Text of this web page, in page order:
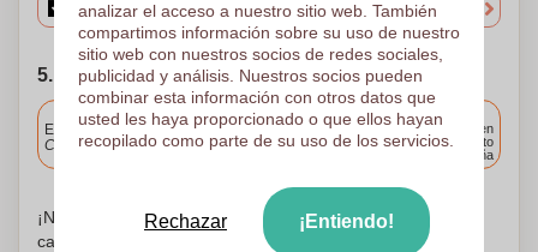
5. Elija su fecha de envío
Incluido
Entrega estándar
Cargue y apruebe sus archivos antes de las 9.30 a.m.
Entrega en
cualquier punto
de España
¡No te preocupes! Simplemente suba sus archivos a la
canasta de compras
analizar el acceso a nuestro sitio web. También
compartimos información sobre su uso de nuestro
sitio web con nuestros socios de redes sociales,
publicidad y análisis. Nuestros socios pueden
combinar esta información con otros datos que
usted les haya proporcionado o que ellos hayan
recopilado como parte de su uso de los servicios.
Rechazar ¡Entiendo!